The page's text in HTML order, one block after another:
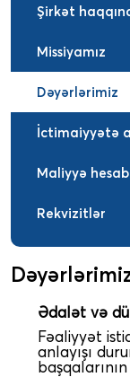
Şirkət
Missiyamız
Dəyərlərimiz
İctimaiyyətə
Maliyyə
Rekvizitlər
Ədalət və
Fəaliyyət
anlayışı